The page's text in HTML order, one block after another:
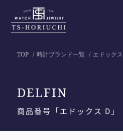
TOP 時計ブランド一覧 エドックス
DELFIN
商品番号「エドックス D」